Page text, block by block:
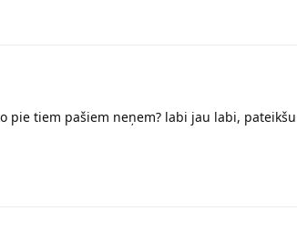
pie tiem pašiem neņem? labi jau labi,